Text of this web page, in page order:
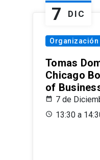
7 DIC
Organización
Tomas
Chicago
of
7 de
13:30 a